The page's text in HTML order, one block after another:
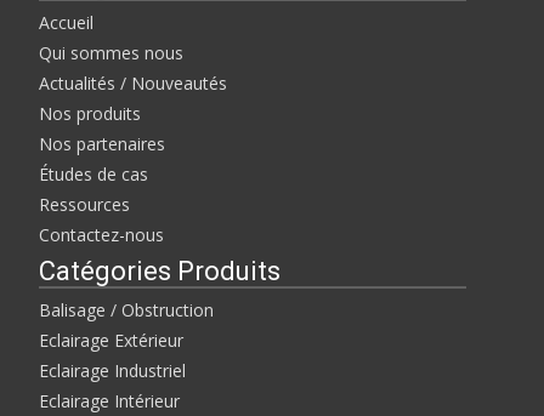
Accueil
Qui sommes nous
Actualités / Nouveautés
Nos produits
Nos partenaires
Études de cas
Ressources
Contactez-nous
Catégories Produits
Balisage / Obstruction
Eclairage Extérieur
Eclairage Industriel
Eclairage Intérieur